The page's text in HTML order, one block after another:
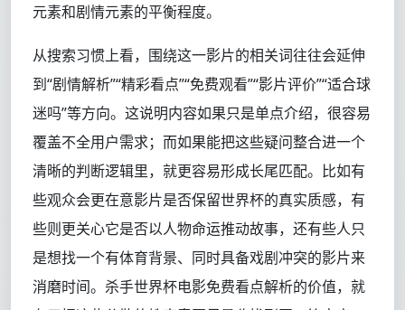
元素和剧情元素的平衡程度。
从搜索习惯上看，围绕这一影片的相关词往往会延伸
到“剧情解析”“精彩看点”“免费观看”“影片评价”“适合球
迷吗”等方向。这说明内容如果只是单点介绍，很容易
覆盖不全用户需求；而如果能把这些疑问整合进一个
清晰的判断逻辑里，就更容易形成长尾匹配。比如有
些观众会更在意影片是否保留世界杯的真实质感，有
些则更关心它是否以人物命运推动故事，还有些人只
是想找一个有体育背景、同时具备戏剧冲突的影片来
消磨时间。杀手世界杯电影免费看点解析的价值，就